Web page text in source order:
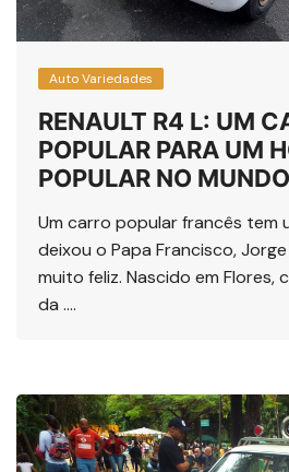
Auto Variedades
RENAULT R4 L: UM
POPULAR PARA UM
POPULAR NO
Um carro popular francês tem
deixou o Papa Francisco,
muito feliz. Nascido em Flores,
da ….